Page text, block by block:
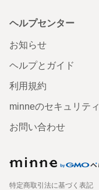
ヘルプセンター
お知らせ
ヘルプとガイド
利用規約
minneのセキュリティ
お問い合わせ
特定商取引法に基づく表記